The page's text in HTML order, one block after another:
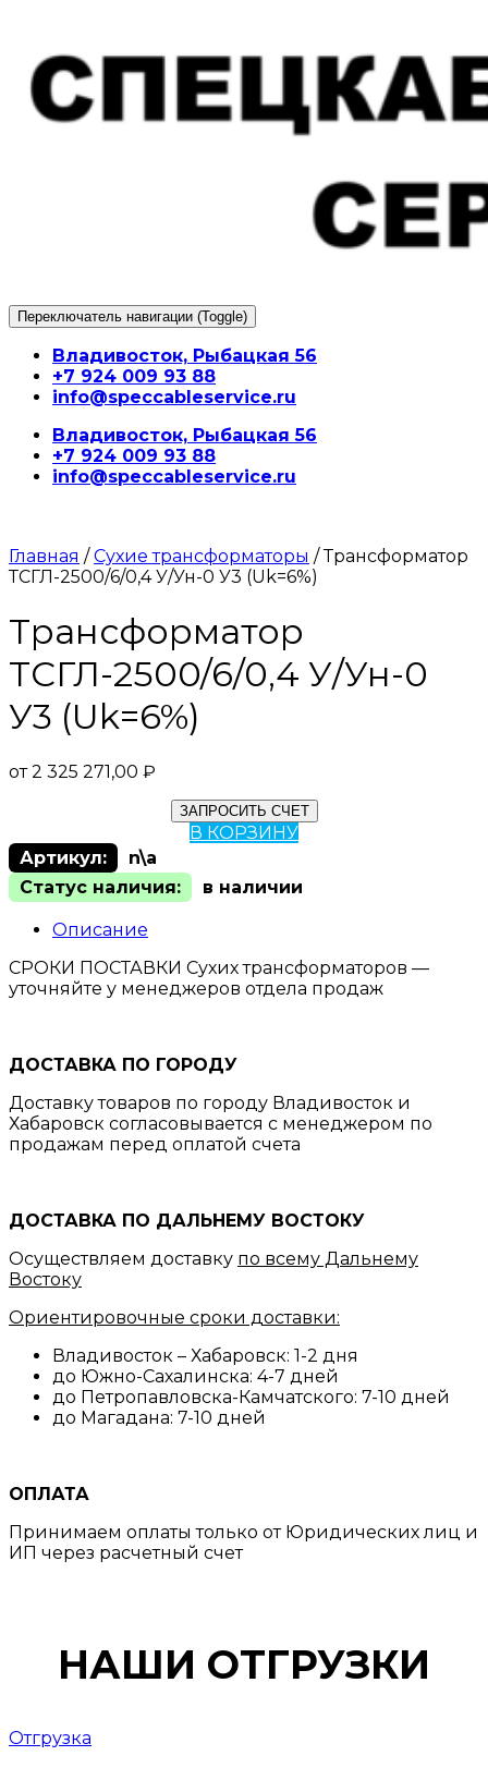
содержимому
Переключатель навигации (Toggle)
Владивосток, Рыбацкая 56
+7 924 009 93 88
info@speccableservice.ru
Владивосток, Рыбацкая 56
+7 924 009 93 88
info@speccableservice.ru
Главная /Сухие трансформаторы / Трансформатор
ТСГЛ-2500/6/0,4 У/Ун-0 У3 (Uk=6%)
Трансформатор
ТСГЛ-2500/6/0,4 У/Ун-0
У3 (Uk=6%)
от2 325 271,00 ₽
ЗАПРОСИТЬ СЧЕТ
В КОРЗИНУ
Артикул:
n\a
Статус наличия:
в наличии
Описание
СРОКИ ПОСТАВКИ Сухих трансформаторов —
уточняйте у менеджеров отдела продаж
ДОСТАВКА ПО ГОРОДУ
Доставку товаров по городу Владивосток и
Хабаровск согласовывается с менеджером по
продажам перед оплатой счета
ДОСТАВКА ПО ДАЛЬНЕМУ ВОСТОКУ
Осуществляем доставку по всему Дальнему
Востоку
Ориентировочные сроки доставки:
Владивосток – Хабаровск: 1-2 дня
до Южно-Сахалинска: 4-7 дней
до Петропавловска-Камчатского: 7-10 дней
до Магадана: 7-10 дней
ОПЛАТА
Принимаем оплаты только от Юридических лиц и
ИП через расчетный счет
НАШИ ОТГРУЗКИ
Отгрузка